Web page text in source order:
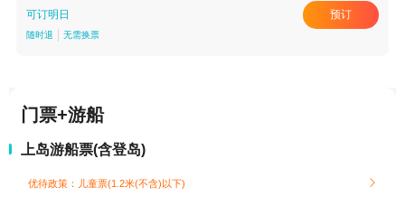
可订明日
随时退 无需换票
预订
门票+游船
上岛游船票(含登岛)
优待政策：儿童票(1.2米(不含)以下) 